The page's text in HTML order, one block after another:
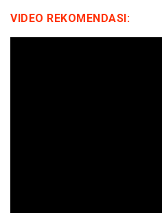
VIDEO REKOMENDASI: